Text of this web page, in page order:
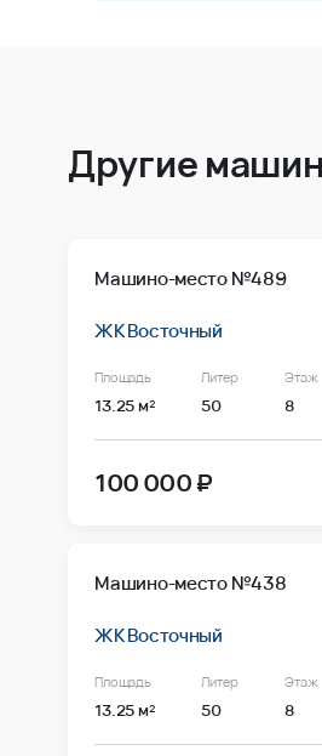
Другие
Машино-место №489
ЖК Восточный
Площадь
13.25 м²
Литер
50
Этаж
8
100 000 ₽
Машино-место №438
ЖК Восточный
Площадь
13.25 м²
Литер
50
Этаж
8